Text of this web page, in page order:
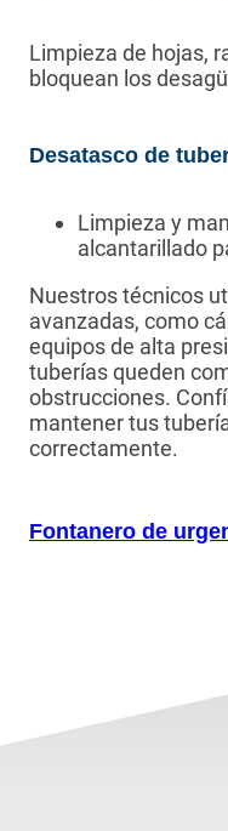
Limpieza de hojas,
bloquean los
Desatasco de
Limpieza y
alcantarillado
Nuestros técnicos
avanzadas, como
equipos de alta
tuberías queden
obstrucciones.
mantener tus
correctamente.
Fontanero de